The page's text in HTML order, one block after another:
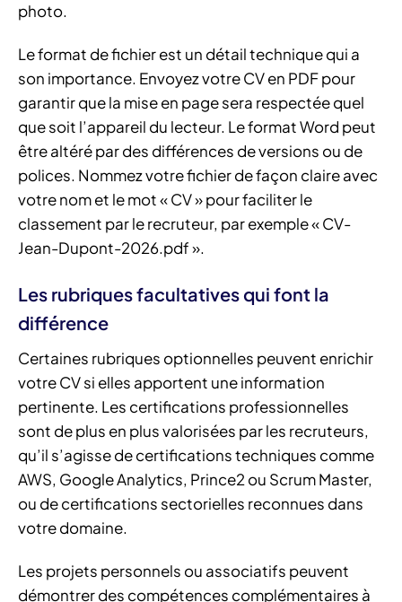
photo.
Le format de fichier est un détail technique qui a
son importance. Envoyez votre CV en PDF pour
garantir que la mise en page sera respectée quel
que soit l’appareil du lecteur. Le format Word peut
être altéré par des différences de versions ou de
polices. Nommez votre fichier de façon claire avec
votre nom et le mot « CV » pour faciliter le
classement par le recruteur, par exemple « CV-
Jean-Dupont-2026.pdf ».
Les rubriques facultatives qui font la
différence
Certaines rubriques optionnelles peuvent enrichir
votre CV si elles apportent une information
pertinente. Les certifications professionnelles
sont de plus en plus valorisées par les recruteurs,
qu’il s’agisse de certifications techniques comme
AWS, Google Analytics, Prince2 ou Scrum Master,
ou de certifications sectorielles reconnues dans
votre domaine.
Les projets personnels ou associatifs peuvent
démontrer des compétences complémentaires à